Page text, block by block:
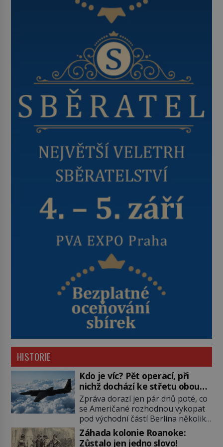
HISTORIE
Kdo je víc? Pět operací, při
nichž dochází ke střetu obou
tajných služeb
Zpráva dorazí jen pár dnů poté, co
se Američané rozhodnou vykopat
pod východní částí Berlína několik
stovek metrů dlouhý tunel. Sověti
na sobě nenechají nic znát a
Záhada kolonie Roanoke:
Zůstalo jen jedno slovo!